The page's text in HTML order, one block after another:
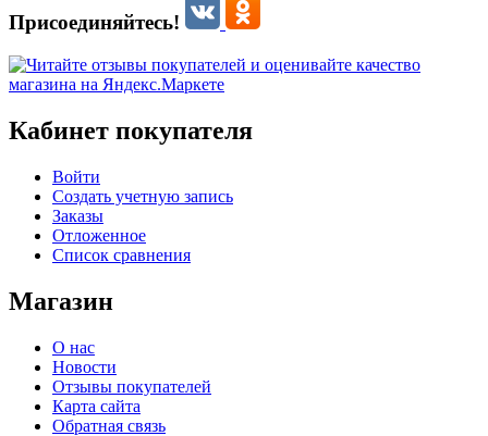
Присоединяйтесь!
Кабинет покупателя
Войти
Создать учетную запись
Заказы
Отложенное
Список сравнения
Магазин
О нас
Новости
Отзывы покупателей
Карта сайта
Обратная связь